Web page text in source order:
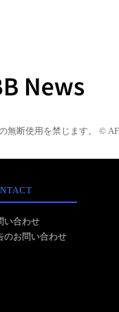
無断使用を禁じます。 ©
い合わせ
のお問い合わせ